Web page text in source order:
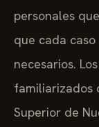
personales
que cada
necesarios.
familiarizados
Superior de